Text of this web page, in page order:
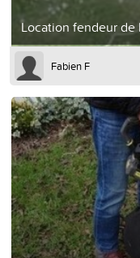
Location fendeur de
Fabien F